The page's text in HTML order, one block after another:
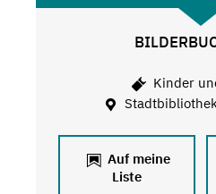
Kinder
Auf meine
Liste